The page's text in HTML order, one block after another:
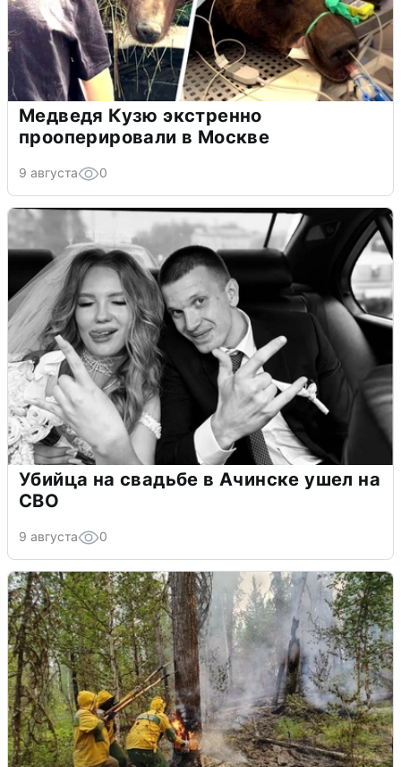
Медведя Кузю экстренно
прооперировали в Москве
9 августа 0
Убийца на свадьбе в Ачинске ушел на
СВО
9 августа 0